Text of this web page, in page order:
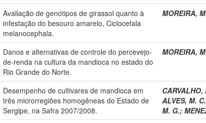
Avaliação de genótipos de girassol quanto à
infestação do besouro amarelo, Ciclocefala
melanocephala.
MOREIRA,
Danos e alternativas de controle do percevejo-
de-renda na cultura da mandioca no estado do
Rio Grande do Norte.
MOREIRA,
Desempenho de cultivares de mandioca em
três microrregiões homogêneas do Estado de
Sergipe, na Safra 2007/2008.
ALVES, M.
M. G.;